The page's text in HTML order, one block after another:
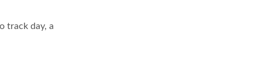
track day, a